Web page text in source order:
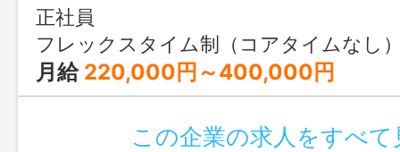
正社員
フレックスタイム制（コアタイムなし） 基本就業
月給 220,000円～400,000円
この企業の求人をすべて